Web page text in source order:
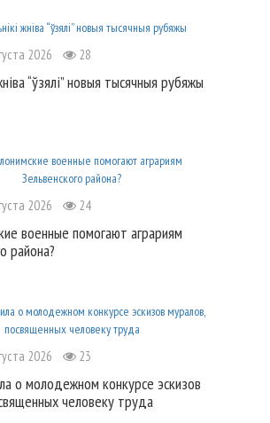
2026 28
“ўзялі” новыя тысячныя рубяжы
2026 24
военные помогают аграриям
района?
2026 23
о молодежном конкурсе эскизов
человеку труда